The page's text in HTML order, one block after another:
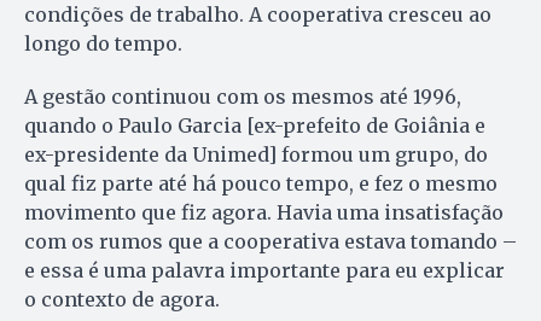
condições de trabalho. A cooperativa cresceu ao
longo do tempo.
A gestão continuou com os mesmos até 1996,
quando o Paulo Garcia [ex-prefeito de Goiânia e
ex-presidente da Unimed] formou um grupo, do
qual fiz parte até há pouco tempo, e fez o mesmo
movimento que fiz agora. Havia uma insatisfação
com os rumos que a cooperativa estava tomando –
e essa é uma palavra importante para eu explicar
o contexto de agora.